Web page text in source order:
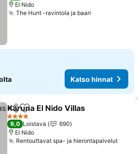
El Nido
The Hunt -ravintola ja baari
Katso hinnat
Jaa Lisää suosikkeihin
Karuna El Nido Villas
4 Tähtiluokitus
9,0 Loistava
690
El Nido
Rentouttavat spa- ja hierontapalvelut